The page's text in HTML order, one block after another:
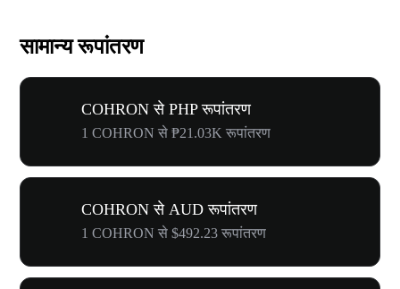
सामान्य रूपांतरण
COHRON से PHP रूपांतरण
1 COHRON से ₱21.03K रूपांतरण
COHRON से AUD रूपांतरण
1 COHRON से $492.23 रूपांतरण